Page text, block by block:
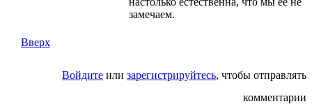
замечаем.
Вверх
Войдите или зарегистрируйтесь, чтобы отправлять
комментарии